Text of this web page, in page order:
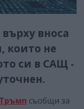
вноса
които не
си в САЩ -
съобщи за